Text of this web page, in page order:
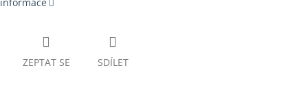
ZEPTAT SE SDÍLET